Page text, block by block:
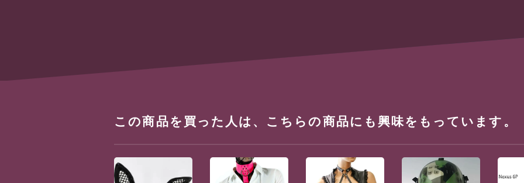
この商品を買った人は、こちらの商品にも興味をもっています。